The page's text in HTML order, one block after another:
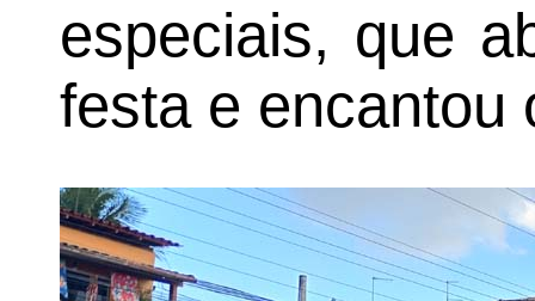
especiais, que
festa e encantou